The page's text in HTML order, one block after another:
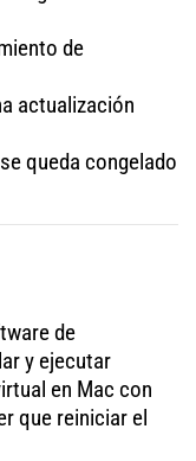
de
actualización
queda congelado
de
y ejecutar
en Mac con
que reiniciar el